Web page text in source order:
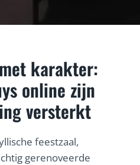
karakter:
online zijn
versterkt
feestzaal,
gerenoveerde